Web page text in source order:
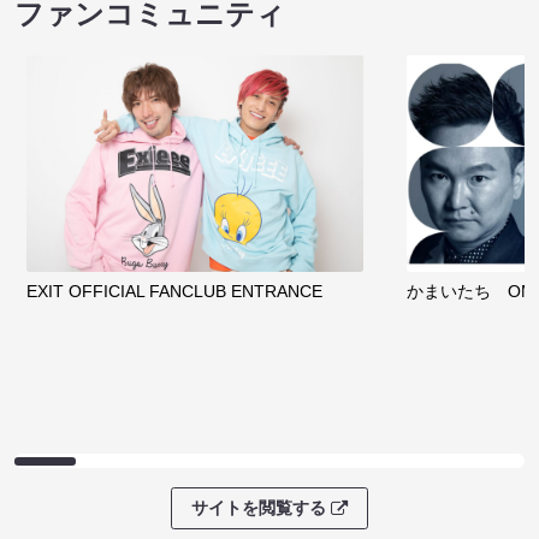
ファンコミュニティ
EXIT OFFICIAL FANCLUB ENTRANCE かまいたち
サイトを閲覧する